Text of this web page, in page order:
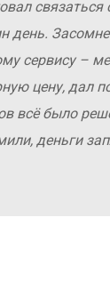
связаться
день.
сервису –
цену, дал
всё было
деньги